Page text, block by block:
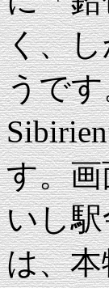
く、
うです
す。
いし
は、